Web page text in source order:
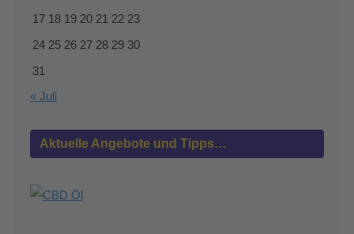
17 18 19 20 21 22 23
24 25 26 27 28 29 30
31
« Juli
Aktuelle Angebote und Tipps…